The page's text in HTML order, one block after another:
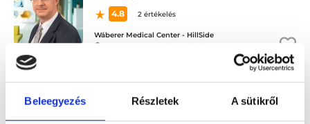
Beleegyezés Részletek A sütikről
4.8
2 értékelés
Wáberer Medical Center - HillSide